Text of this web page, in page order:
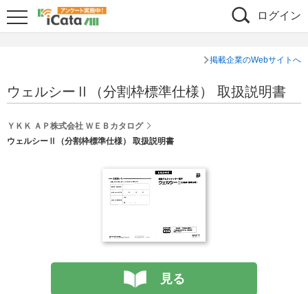
ログイン
掲載企業のWebサイトへ
ウェルシーⅡ（分割枠標準仕様） 取扱説明書
ＹＫＫ ＡＰ株式会社 ＷＥＢカタログ
ウェルシーⅡ（分割枠標準仕様） 取扱説明書
見る